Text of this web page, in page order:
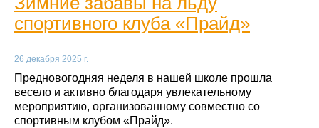
спортивного клуба «Прайд»
26 декабря 2025 г.
Предновогодняя неделя в нашей школе прошла
весело и активно благодаря увлекательному
мероприятию, организованному совместно со
спортивным клубом «Прайд».